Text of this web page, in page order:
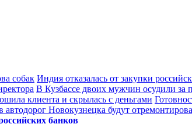
собак Индия отказалась от закупки
В Кузбассе двоих мужчин осудили за
клиента и скрылась с деньгами
автодорог Новокузнецка будут
банков